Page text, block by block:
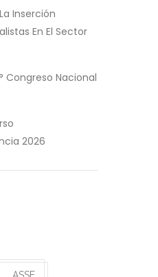
Inserción
En El Sector
Congreso Nacional
2026